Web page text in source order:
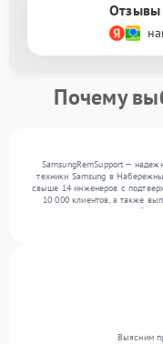
Отзывы
Почему
SamsungRemSupport —
техники Samsung в
свыше 14 инженеров с
10 000 клиентов, а также
Ежемесячно в сервисный
выполняем ремонт различного
Выясним